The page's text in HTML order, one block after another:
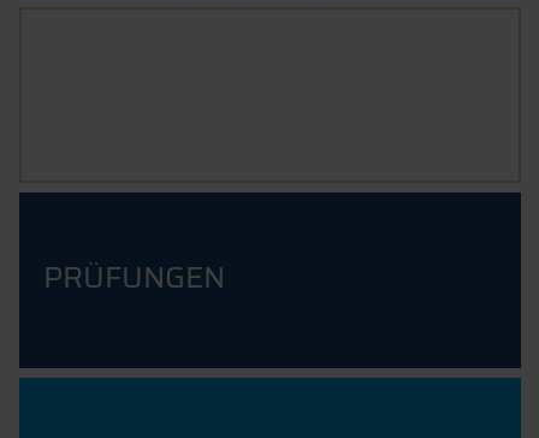
PRÜFUNGEN